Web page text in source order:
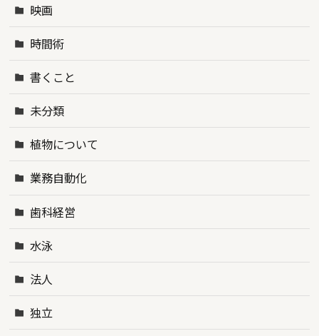
映画
時間術
書くこと
未分類
植物について
業務自動化
歯科経営
水泳
法人
独立